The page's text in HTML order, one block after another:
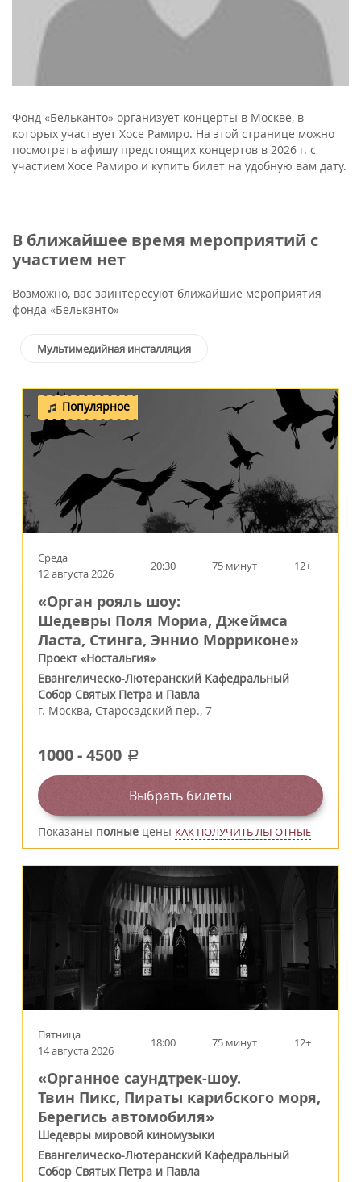
Фонд «Бельканто» организует концерты в Москве, в
которых участвует Хосе Рамиро. На этой странице можно
посмотреть афишу предстоящих концертов в 2026 г. с
участием Хосе Рамиро и купить билет на удобную вам дату.
В ближайшее время мероприятий с
участием нет
Возможно, вас заинтересуют ближайшие мероприятия
фонда «Бельканто»
Мультимедийная инсталляция
Популярное
Среда
12 августа 2026
20:30 75 минут 12+
«Орган рояль шоу:
Шедевры Поля Мориа, Джеймса
Ласта, Стинга, Эннио Морриконе»
Проект «Ностальгия»
Евангелическо-Лютеранский Кафедральный
Собор Святых Петра и Павла
г. Москва, Старосадский пер., 7
1000-4500 a
Выбрать билеты
Показаны полные цены КАК ПОЛУЧИТЬ ЛЬГОТНЫЕ
Пятница
14 августа 2026
18:00 75 минут 12+
«Органное саундтрек-шоу.
Твин Пикс, Пираты карибского моря,
Берегись автомобиля»
Шедевры мировой киномузыки
Евангелическо-Лютеранский Кафедральный
Собор Святых Петра и Павла